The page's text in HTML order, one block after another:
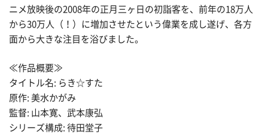
ニメ放映後の2008年の正月三ヶ日の初詣客を、前年の18万人
から30万人（！）に増加させたという偉業を成し遂げ、各方
面から大きな注目を浴びました。
≪作品概要≫
タイトル名: らき☆すた
原作: 美水かがみ
監督: 山本寛、武本康弘
シリーズ構成: 待田堂子